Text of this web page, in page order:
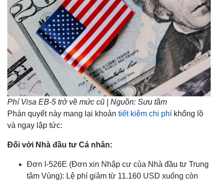
Phí Visa EB-5 trở về mức cũ | Nguồn: Sưu tầm
Phán quyết này mang lại khoản tiết kiệm chi phí khổng lồ
và ngay lập tức:
Đối với Nhà đầu tư Cá nhân:
Đơn I-526E (Đơn xin Nhập cư của Nhà đầu tư Trung
tâm Vùng): Lệ phí giảm từ 11.160 USD xuống còn